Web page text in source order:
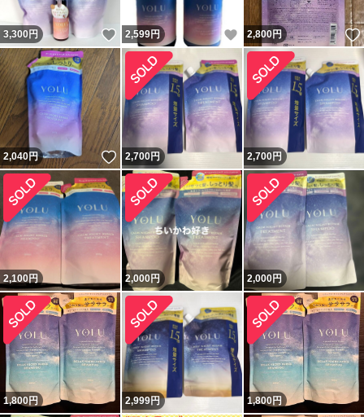
3,300円 いいね！
2,599円 いいね！
2,800円
2,040円 いいね！
2,700円 2,700円
2,100円 2,000円 2,000円
1,800円 2,999円 1,800円